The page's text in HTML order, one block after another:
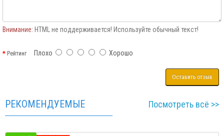
Внимание: HTML не поддерживается! Используйте обычный текст!
РейтингПлохо Хорошо
Оставить отзыв
РЕКОМЕНДУЕМЫЕ Посмотреть всё >>